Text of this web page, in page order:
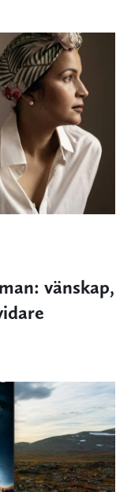
vänskap,